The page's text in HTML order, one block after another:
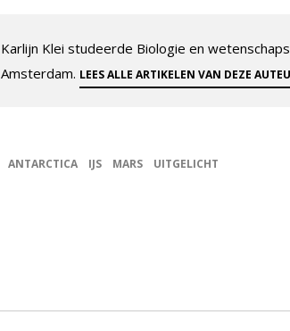
Karlijn Klei studeerde Biologie en
Amsterdam. LEES ALLE ARTIKELEN VAN DEZE
ANTARCTICA IJS MARS UITGELICHT